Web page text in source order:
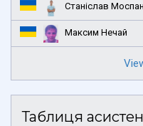
Станіслав Моспан
Максим Нечай
Таблиця